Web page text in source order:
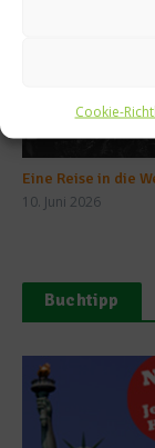
Cookie-
Eine Reise in die
10. Juni 2026
Buchtipp